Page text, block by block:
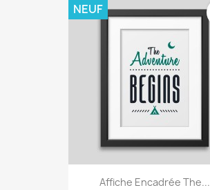
Affiche Encadrée The...
NEUF